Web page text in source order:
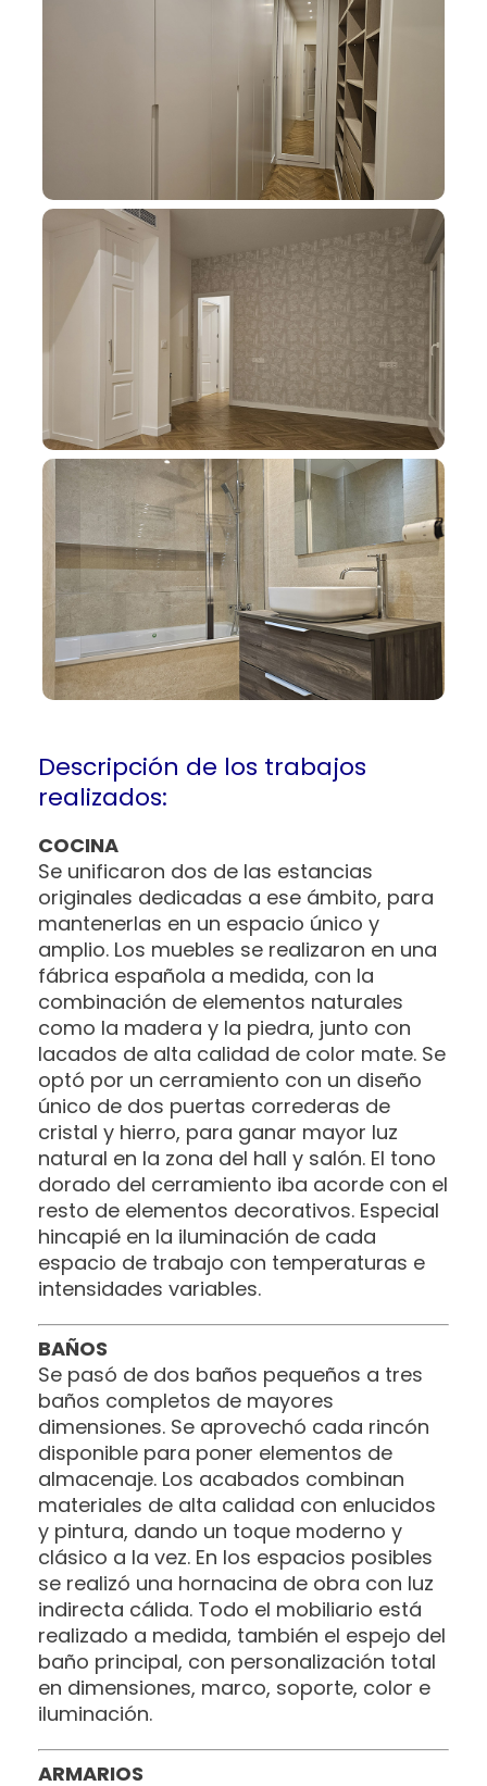
Descripción de los trabajos
realizados:
COCINA
Se unificaron dos de las estancias
originales dedicadas a ese ámbito, para
mantenerlas en un espacio único y
amplio. Los muebles se realizaron en una
fábrica española a medida, con la
combinación de elementos naturales
como la madera y la piedra, junto con
lacados de alta calidad de color mate. Se
optó por un cerramiento con un diseño
único de dos puertas correderas de
cristal y hierro, para ganar mayor luz
natural en la zona del hall y salón. El tono
dorado del cerramiento iba acorde con el
resto de elementos decorativos. Especial
hincapié en la iluminación de cada
espacio de trabajo con temperaturas e
intensidades variables.
BAÑOS
Se pasó de dos baños pequeños a tres
baños completos de mayores
dimensiones. Se aprovechó cada rincón
disponible para poner elementos de
almacenaje. Los acabados combinan
materiales de alta calidad con enlucidos
y pintura, dando un toque moderno y
clásico a la vez. En los espacios posibles
se realizó una hornacina de obra con luz
indirecta cálida. Todo el mobiliario está
realizado a medida, también el espejo del
baño principal, con personalización total
en dimensiones, marco, soporte, color e
iluminación.
ARMARIOS